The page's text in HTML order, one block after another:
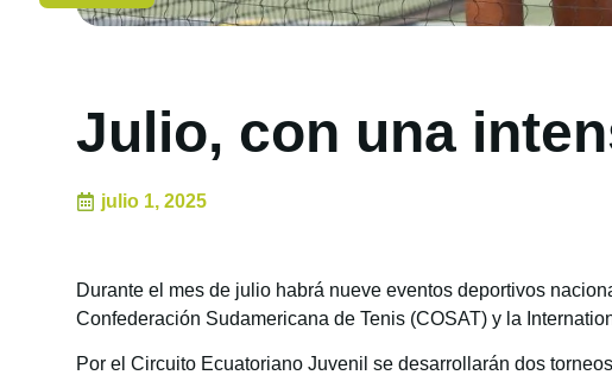
Julio, con una
julio 1, 2025
Durante el mes de julio habrá nueve eventos deportivos
Confederación Sudamericana de Tenis (COSAT) y la
Por el Circuito Ecuatoriano Juvenil se desarrollarán dos